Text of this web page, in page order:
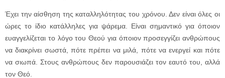
Έχει την αίσθηση της καταλληλότητας του χρόνου. Δεν είναι όλες οι
ώρες το ίδιο κατάλληλες για ψάρεμα. Είναι σημαντικό για όποιον
ευαγγελίζεται το λόγο του Θεού για όποιον προσεγγίζει ανθρώπους
να διακρίνει σωστά, πότε πρέπει να μιλά, πότε να ενεργεί και πότε
να σιωπά. Στους ανθρώπους δεν παρουσιάζει τον εαυτό του, αλλά
τον Θεό.